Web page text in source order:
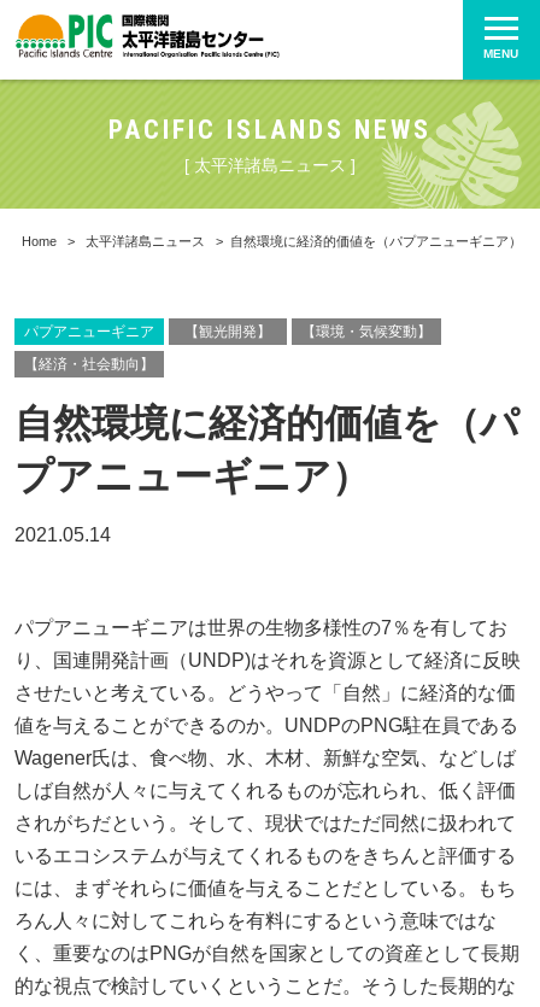
MENU
PACIFIC ISLANDS NEWS
[ 太平洋諸島ニュース ]
Home > 太平洋諸島ニュース > 自然環境に経済的価値を（パプアニューギニア）
パプアニューギニア 【観光開発】
【環境・気候変動】
【経済・社会動向】
自然環境に経済的価値を（パ
プアニューギニア）
2021.05.14
パプアニューギニアは世界の生物多様性の7％を有してお
り、国連開発計画（UNDP)はそれを資源として経済に反映
させたいと考えている。どうやって「自然」に経済的な価
値を与えることができるのか。UNDPのPNG駐在員である
Wagener氏は、食べ物、水、木材、新鮮な空気、などしば
しば自然が人々に与えてくれるものが忘れられ、低く評価
されがちだという。そして、現状ではただ同然に扱われて
いるエコシステムが与えてくれるものをきちんと評価する
には、まずそれらに価値を与えることだとしている。もち
ろん人々に対してこれらを有料にするという意味ではな
く、重要なのはPNGが自然を国家としての資産として長期
的な視点で検討していくということだ。そうした長期的な